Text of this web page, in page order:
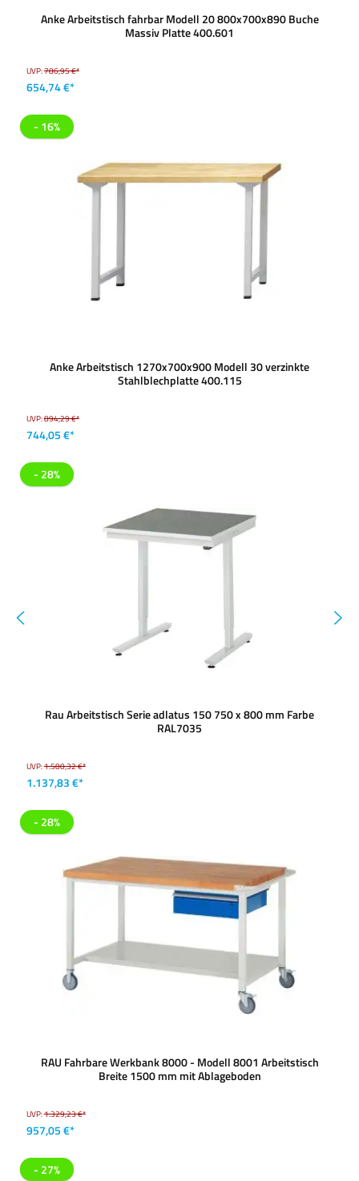
Anke Arbeitstisch fahrbar Modell 20 800x700x890 Buche
Massiv Platte 400.601
UVP:786,95 €*
654,74 €*
- 16%
Anke Arbeitstisch 1270x700x900 Modell 30 verzinkte
Stahlblechplatte 400.115
UVP:894,29 €*
744,05 €*
- 28%
Rau Arbeitstisch Serie adlatus 150 750 x 800 mm Farbe
RAL7035
UVP:1.580,32 €*
1.137,83 €*
- 28%
RAU Fahrbare Werkbank 8000 - Modell 8001 Arbeitstisch
Breite 1500 mm mit Ablageboden
UVP:1.329,23 €*
957,05 €*
- 27%